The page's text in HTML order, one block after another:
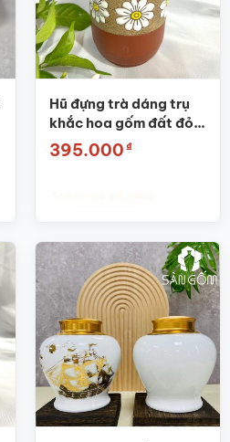
Hũ đựng trà dáng trụ
khắc hoa gốm đất đỏ
Bát Tràng SG-BĐT54
395.000 ₫